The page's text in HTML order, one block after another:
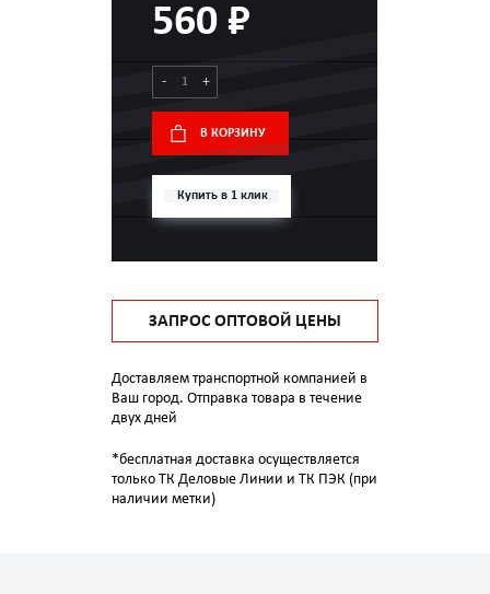
560 ₽
- +
В КОРЗИНУ
Купить в 1 клик
ЗАПРОС ОПТОВОЙ ЦЕНЫ
Доставляем транспортной компанией в
Ваш город. Отправка товара в течение
двух дней
*бесплатная доставка осуществляется
только ТК Деловые Линии и ТК ПЭК (при
наличии метки)